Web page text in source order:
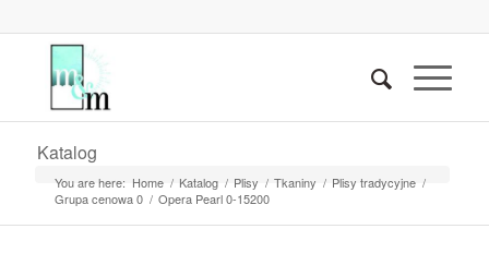
Katalog
You are here: Home / Katalog / Plisy / Tkaniny / Plisy tradycyjne /
Grupa cenowa 0 / Opera Pearl 0-15200